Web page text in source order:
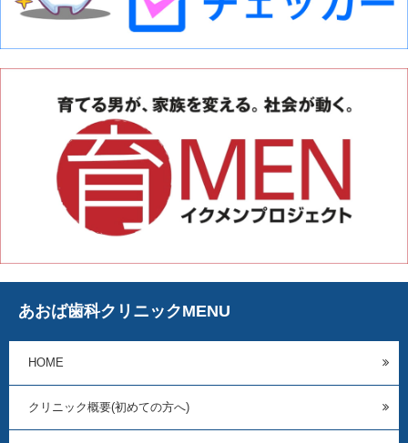
あおば歯科クリニックMENU
HOME
クリニック概要(初めての方へ)